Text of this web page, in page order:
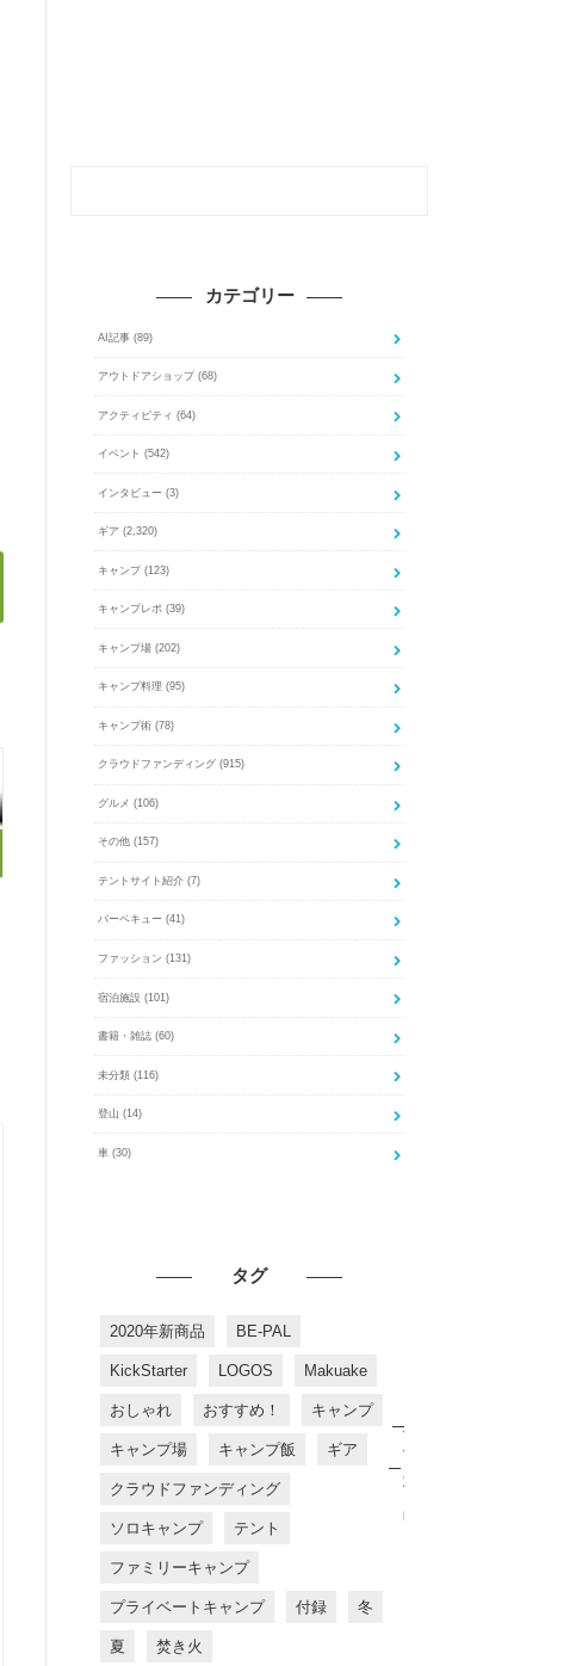
カテゴリー
AI記事 (89)
アウトドアショップ (68)
アクティビティ (64)
イベント (542)
インタビュー (3)
ギア (2,320)
キャンプ (123)
キャンプレポ (39)
キャンプ場 (202)
キャンプ料理 (95)
キャンプ術 (78)
クラウドファンディング (915)
グルメ (106)
その他 (157)
テントサイト紹介 (7)
バーベキュー (41)
ファッション (131)
宿泊施設 (101)
書籍・雑誌 (60)
未分類 (116)
登山 (14)
車 (30)
タグ
2020年新商品 BE-PAL
KickStarter LOGOS Makuake
おしゃれ おすすめ！ キャンプ
キャンプ場 キャンプ飯 ギア
クラウドファンディング
ソロキャンプ テント
ファミリーキャンプ
プライベートキャンプ 付録 冬
夏 焚き火
す
す
め
商
品